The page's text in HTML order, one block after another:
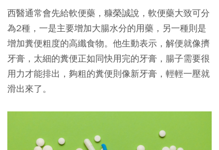
西醫通常會先給軟便藥，糠榮誠說，軟便藥大致可分
為2種，一是主要增加大腸水分的用藥，另一種則是
增加糞便粗度的高纖食物。他生動表示，解便就像擠
牙膏，太細的糞便正如同快用完的牙膏，腸子需要很
用力才能排出，夠粗的糞便則像新牙膏，輕輕一壓就
滑出來了。